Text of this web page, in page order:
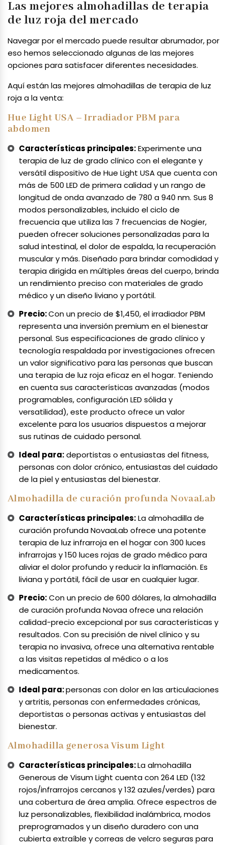
Las mejores almohadillas de terapia
de luz roja del mercado
Navegar por el mercado puede resultar abrumador, por
eso hemos seleccionado algunas de las mejores
opciones para satisfacer diferentes necesidades.
Aquí están las mejores almohadillas de terapia de luz
roja a la venta:
Hue Light USA – Irradiador PBM para
abdomen
Características principales:Experimente una
terapia de luz de grado clínico con el elegante y
versátil dispositivo de Hue Light USA que cuenta con
más de 500 LED de primera calidad y un rango de
longitud de onda avanzado de 780 a 940 nm. Sus 8
modos personalizables, incluido el ciclo de
frecuencia que utiliza las 7 frecuencias de Nogier,
pueden ofrecer soluciones personalizadas para la
salud intestinal, el dolor de espalda, la recuperación
muscular y más. Diseñado para brindar comodidad y
terapia dirigida en múltiples áreas del cuerpo, brinda
un rendimiento preciso con materiales de grado
médico y un diseño liviano y portátil.
Precio:Con un precio de $1,450, el irradiador PBM
representa una inversión premium en el bienestar
personal. Sus especificaciones de grado clínico y
tecnología respaldada por investigaciones ofrecen
un valor significativo para las personas que buscan
una terapia de luz roja eficaz en el hogar. Teniendo
en cuenta sus características avanzadas (modos
programables, configuración LED sólida y
versatilidad), este producto ofrece un valor
excelente para los usuarios dispuestos a mejorar
sus rutinas de cuidado personal.
Ideal para:deportistas o entusiastas del fitness,
personas con dolor crónico, entusiastas del cuidado
de la piel y entusiastas del bienestar.
Almohadilla de curación profunda NovaaLab
Características principales:La almohadilla de
curación profunda NovaaLab ofrece una potente
terapia de luz infrarroja en el hogar con 300 luces
infrarrojas y 150 luces rojas de grado médico para
aliviar el dolor profundo y reducir la inflamación. Es
liviana y portátil, fácil de usar en cualquier lugar.
Precio:Con un precio de 600 dólares, la almohadilla
de curación profunda Novaa ofrece una relación
calidad-precio excepcional por sus características y
resultados. Con su precisión de nivel clínico y su
terapia no invasiva, ofrece una alternativa rentable
a las visitas repetidas al médico o a los
medicamentos.
Ideal para:personas con dolor en las articulaciones
y artritis, personas con enfermedades crónicas,
deportistas o personas activas y entusiastas del
bienestar.
Almohadilla generosa Visum Light
Características principales:La almohadilla
Generous de Visum Light cuenta con 264 LED (132
rojos/infrarrojos cercanos y 132 azules/verdes) para
una cobertura de área amplia. Ofrece espectros de
luz personalizables, flexibilidad inalámbrica, modos
preprogramados y un diseño duradero con una
cubierta extraíble y correas de velcro seguras para